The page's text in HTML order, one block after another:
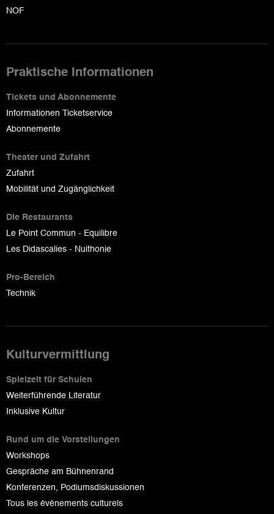
NOF
Praktische Informationen
Tickets und Abonnemente
Informationen Ticketservice
Abonnemente
Theater und Zufahrt
Zufahrt
Mobilität und Zugänglichkeit
Die Restaurants
Le Point Commun - Equilibre
Les Didascalies - Nuithonie
Pro-Bereich
Technik
Kulturvermittlung
Spielzeit für Schulen
Weiterführende Literatur
Inklusive Kultur
Rund um die Vorstellungen
Workshops
Gespräche am Bühnenrand
Konferenzen, Podiumsdiskussionen
Tous les événements culturels